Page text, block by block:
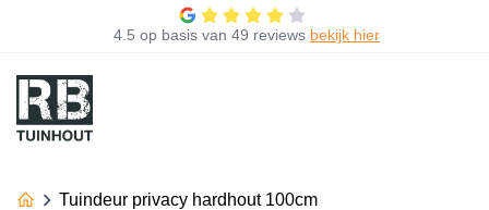
4.5 op basis van 49 reviews bekijk hier
Tuindeur privacy hardhout 100cm